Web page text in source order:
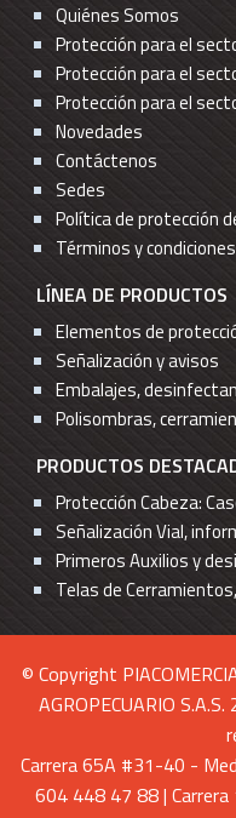
Quiénes Somos
Protección para el
Protección para el
Protección para el
Novedades
Contáctenos
Sedes
Política de protección
Términos y
LÍNEA DE PRODUCTOS
Elementos de
Señalización y avisos
Embalajes,
Polisombras,
PRODUCTOS
Protección Cabeza:
Señalización Vial,
Primeros Auxilios y
Telas de
© Copyright
AGROPECUARIO
Carrera 65A #31-40 -
604 448 47 88 |